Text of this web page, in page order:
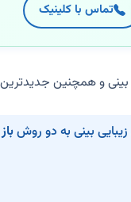
تماس با کلینیک
و همچنین
بینی به دو روشباز